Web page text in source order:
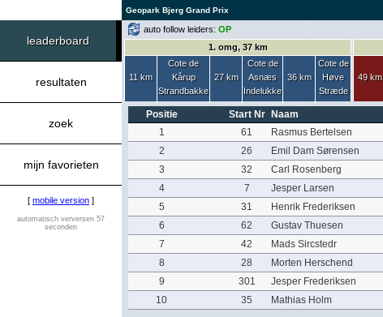
Geopark Bjerg Grand Prix
leaderboard
resultaten
zoek
mijn favorieten
[ mobile version ]
automatisch verversen 57
seconden
auto follow leiders: OP
1. omg, 37 km
11 km
Cote de
Kårup
Strandbakke
27 km
Cote de
Asnæs
Indelukke
36 km
Cote de
Høve
Stræde
49 km
Positie Start Nr Naam
1
61 Rasmus Bertelsen
2
26 Emil Dam Sørensen
3
32 Carl Rosenberg
4
7 Jesper Larsen
5
31 Henrik Frederiksen
6
62 Gustav Thuesen
7
42 Mads Sircstedr
8
28 Morten Herschend
9
301 Jesper Frederiksen
10
35 Mathias Holm